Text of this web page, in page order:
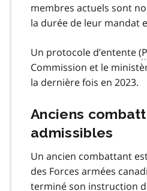
membres actuels sont
la durée de leur mandat
Un protocole d’entente (
Commission et le
la dernière fois en 2023.
Anciens
admissibles
Un ancien combattant
des Forces armées
terminé son instruction